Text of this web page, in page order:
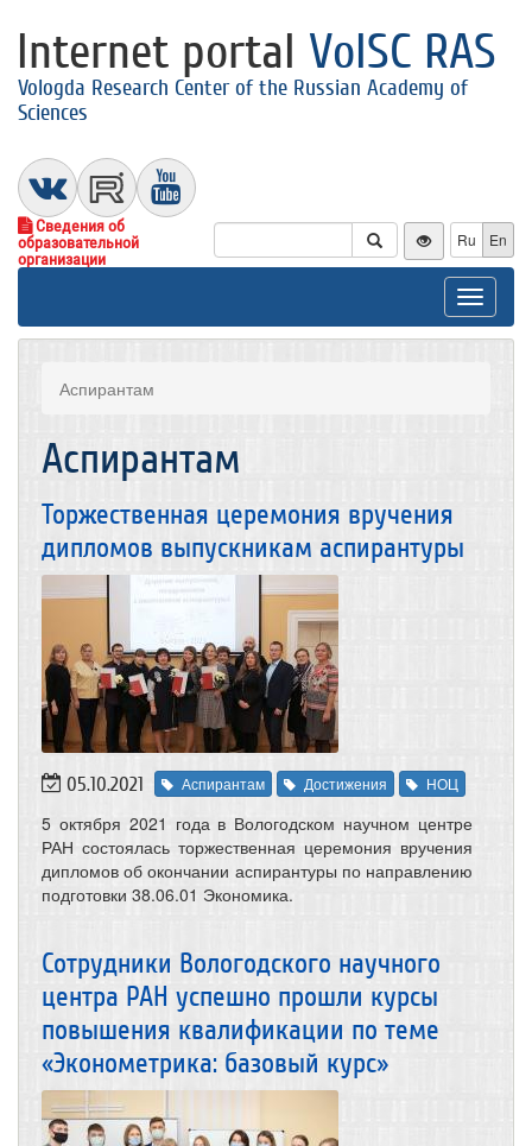
Internet portal VolSC RAS
Vologda Research Center of the Russian Academy of
Sciences
Сведения об
образовательной
организации
Ru En
Toggle
Аспирантам
Аспирантам
Торжественная церемония вручения
дипломов выпускникам аспирантуры
05.10.2021 Аспирантам Достижения НОЦ
5 октября 2021 года в Вологодском научном центре
РАН состоялась торжественная церемония вручения
дипломов об окончании аспирантуры по направлению
подготовки 38.06.01 Экономика.
Сотрудники Вологодского научного
центра РАН успешно прошли курсы
повышения квалификации по теме
«Эконометрика: базовый курс»